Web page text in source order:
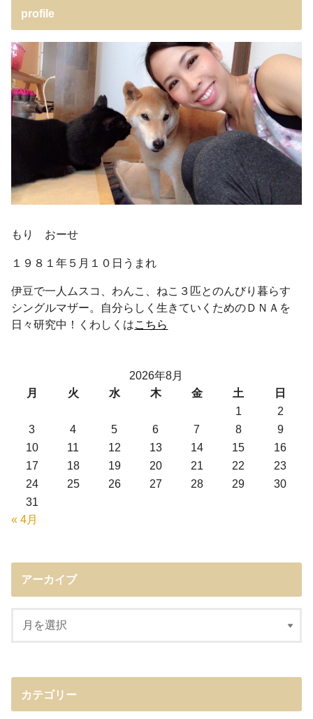
profile
もり おーせ
１９８１年５月１０日うまれ
伊豆で一人ムスコ、わんこ、ねこ３匹とのんびり暮らす
シングルマザー。自分らしく生きていくためのＤＮＡを
日々研究中！くわしくはこちら
2026年8月
月
火 水 木 金 土
日
1
2
3
4 5 6 7 8
9
10
11 12 13 14 15
16
17
18 19 20 21 22
23
24
25 26 27 28 29
30
31
« 4月
アーカイブ
カテゴリー